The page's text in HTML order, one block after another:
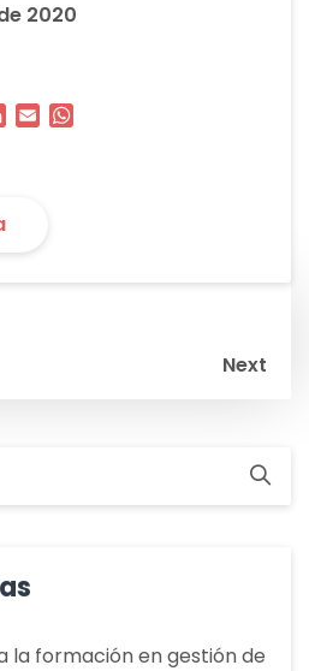
2020
LinkedIn
Email
Next
la formación en gestión de